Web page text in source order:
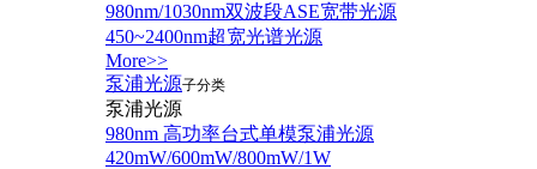
980nm/1030nm双波段ASE宽带光源
450~2400nm超宽光谱光源
More>>
泵浦光源子分类
泵浦光源
980nm 高功率台式单模泵浦光源
420mW/600mW/800mW/1W